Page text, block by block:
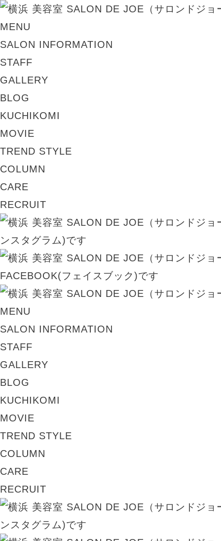
MENU
SALON INFORMATION
STAFF
GALLERY
BLOG
KUCHIKOMI
MOVIE
TREND STYLE
COLUMN
CARE
RECRUIT
MENU
SALON INFORMATION
STAFF
GALLERY
BLOG
KUCHIKOMI
MOVIE
TREND STYLE
COLUMN
CARE
RECRUIT